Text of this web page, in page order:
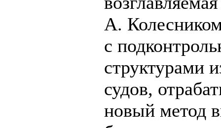
А.
с
структурами
судов,
новый метод